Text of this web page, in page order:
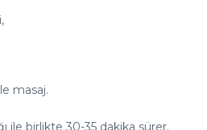
masaj.
ile birlikte 30-35 dakika sürer.